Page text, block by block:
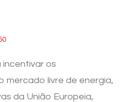
os
mercado livre de energia,
da União Europeia,